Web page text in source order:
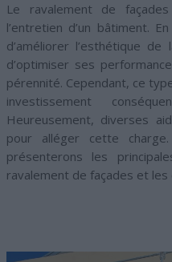
Le ravalement de
l’entretien d’un bâtiment.
d’améliorer l’esthétique
d’optimiser ses
pérennité. Cependant, ce
investissement
Heureusement, diverses
pour alléger cette
présenterons les
ravalement de façades et